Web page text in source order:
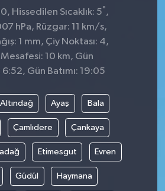
Hissedilen Sıcaklık: 5° ,
hPa, Rüzgar: 11 km/s,
1 mm, Çiy Noktası: 4,
10 km, Gün
Gün Batımı: 19:05
Altındağ Ayaş Bala
Çamlıdere Çankaya
Etimesgut Evren
Güdül Haymana